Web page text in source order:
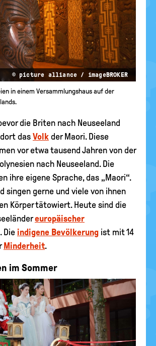
© picture alliance / imageBROKER
in einem Versammlungshaus auf der
die Briten nach Neuseeland
das Volk der Maori. Diese
vor etwa tausend Jahren von der
nach Neuseeland. Die
ihre eigene Sprache, das „Maori“.
singen gerne und viele von ihnen
Körper tätowiert. Heute sind die
europäischer
. Die indigene Bevölkerung ist mit 14
Minderheit.
im Sommer